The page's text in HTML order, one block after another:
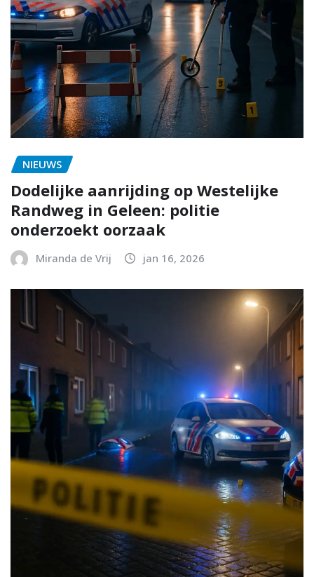
NIEUWS
Dodelijke aanrijding op Westelijke
Randweg in Geleen: politie
onderzoekt oorzaak
Miranda de Vrij jan 16, 2026